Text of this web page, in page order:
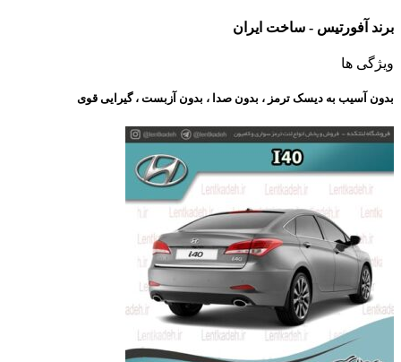
برند آفورتیس - ساخت ایران
ویژگی ها
بدون آسیب به دیسک ترمز ، بدون صدا ، بدون آزبست ، گیرایی قوی​